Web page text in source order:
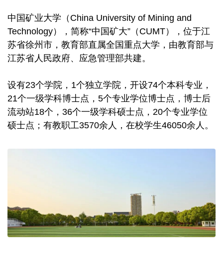
中国矿业大学（China University of Mining and
Technology），简称“中国矿大”（CUMT），位于江
苏省徐州市，教育部直属全国重点大学，由教育部与
江苏省人民政府、应急管理部共建。
设有23个学院，1个独立学院，开设74个本科专业，
21个一级学科博士点，5个专业学位博士点，博士后
流动站18个，36个一级学科硕士点，20个专业学位
硕士点；有教职工3570余人，在校学生46050余人。